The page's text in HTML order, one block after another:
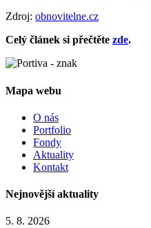
Zdroj: obnovitelne.cz
Celý článek si přečtěte zde.
Mapa webu
O nás
Portfolio
Fondy
Aktuality
Kontakt
Nejnovější aktuality
5. 8. 2026